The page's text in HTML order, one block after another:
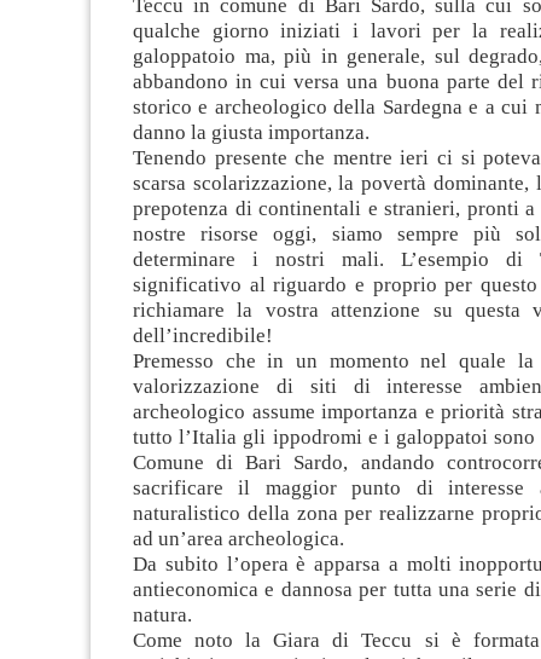
Teccu in comune di Bari Sardo, sulla cui
qualche giorno iniziati i lavori per la
galoppatoio ma, più in generale, sul
abbandono in cui versa una buona parte del
storico e archeologico della Sardegna e a
danno la giusta importanza.
Tenendo presente che mentre ieri ci si
scarsa scolarizzazione, la povertà dominante,
prepotenza di continentali e stranieri, pronti a
nostre risorse oggi, siamo sempre più
determinare i nostri mali. L’esempio di
significativo al riguardo e proprio per
richiamare la vostra attenzione su questa
dell’incredibile!
Premesso che in un momento nel quale la
valorizzazione di siti di interesse
archeologico assume importanza e priorità
tutto l’Italia gli ippodromi e i galoppatoi
Comune di Bari Sardo, andando
sacrificare il maggior punto di interesse
naturalistico della zona per realizzarne
ad un’area archeologica.
Da subito l’opera è apparsa a molti
antieconomica e dannosa per tutta una serie
natura.
Come noto la Giara di Teccu si è